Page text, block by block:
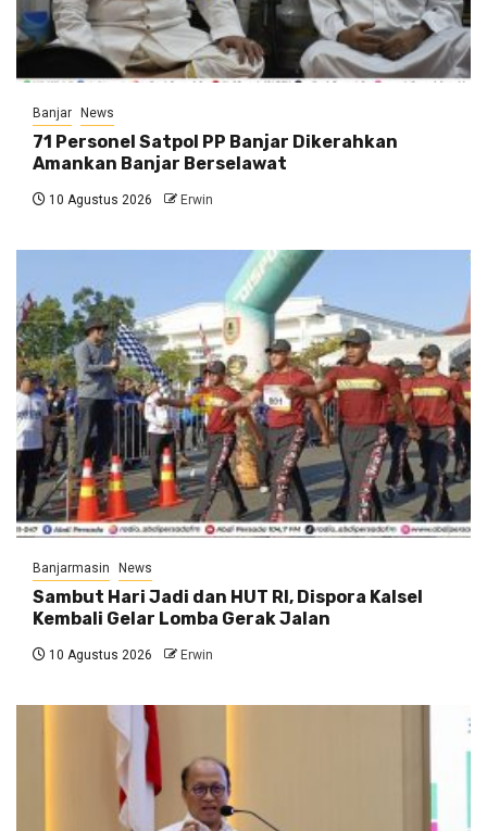
Banjar News
71 Personel Satpol PP Banjar Dikerahkan
Amankan Banjar Berselawat
10 Agustus 2026 Erwin
Banjarmasin News
Sambut Hari Jadi dan HUT RI, Dispora Kalsel
Kembali Gelar Lomba Gerak Jalan
10 Agustus 2026 Erwin